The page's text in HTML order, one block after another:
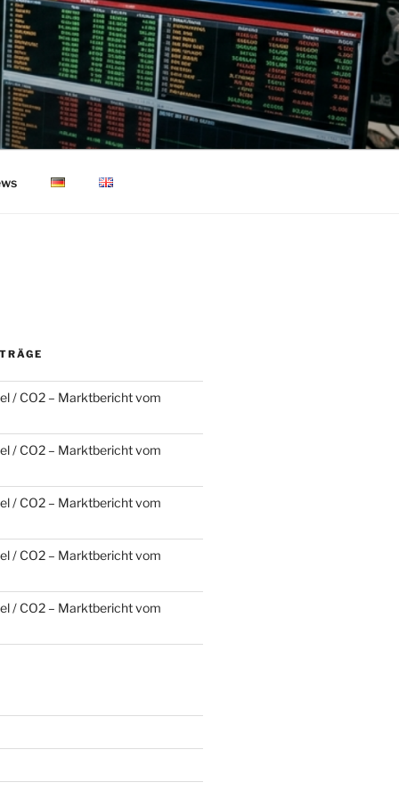
/ CO2 – Marktbericht vom
/ CO2 – Marktbericht vom
/ CO2 – Marktbericht vom
/ CO2 – Marktbericht vom
/ CO2 – Marktbericht vom